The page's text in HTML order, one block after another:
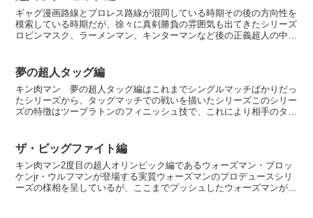
ギャグ漫画路線とプロレス路線が混同している時期その後の方向性を
模索している時期だが、徐々に真剣勝負の雰囲気も出てきたシリーズ
ロビンマスク、ラーメンマン、キンターマンなど後の正義超人の中核
夢の超人タッグ編
キン肉マン 夢の超人タッグ編はこれまでシングルマッチばかりだっ
たシリーズから、タッグマッチでの戦いを描いたシリーズこのシリー
ズの特徴はツープラトンのフィニッシュ技で、これにより相手のタッ
ザ・ビッグファイト編
キン肉マン2度目の超人オリンピック編であるウォーズマン・ブロッ
ケンjr・ウルフマンが登場する実質ウォーズマンのプロデュースシリ
ーズの様相を呈しているが、ここまでプッシュしたウォーズマンが後